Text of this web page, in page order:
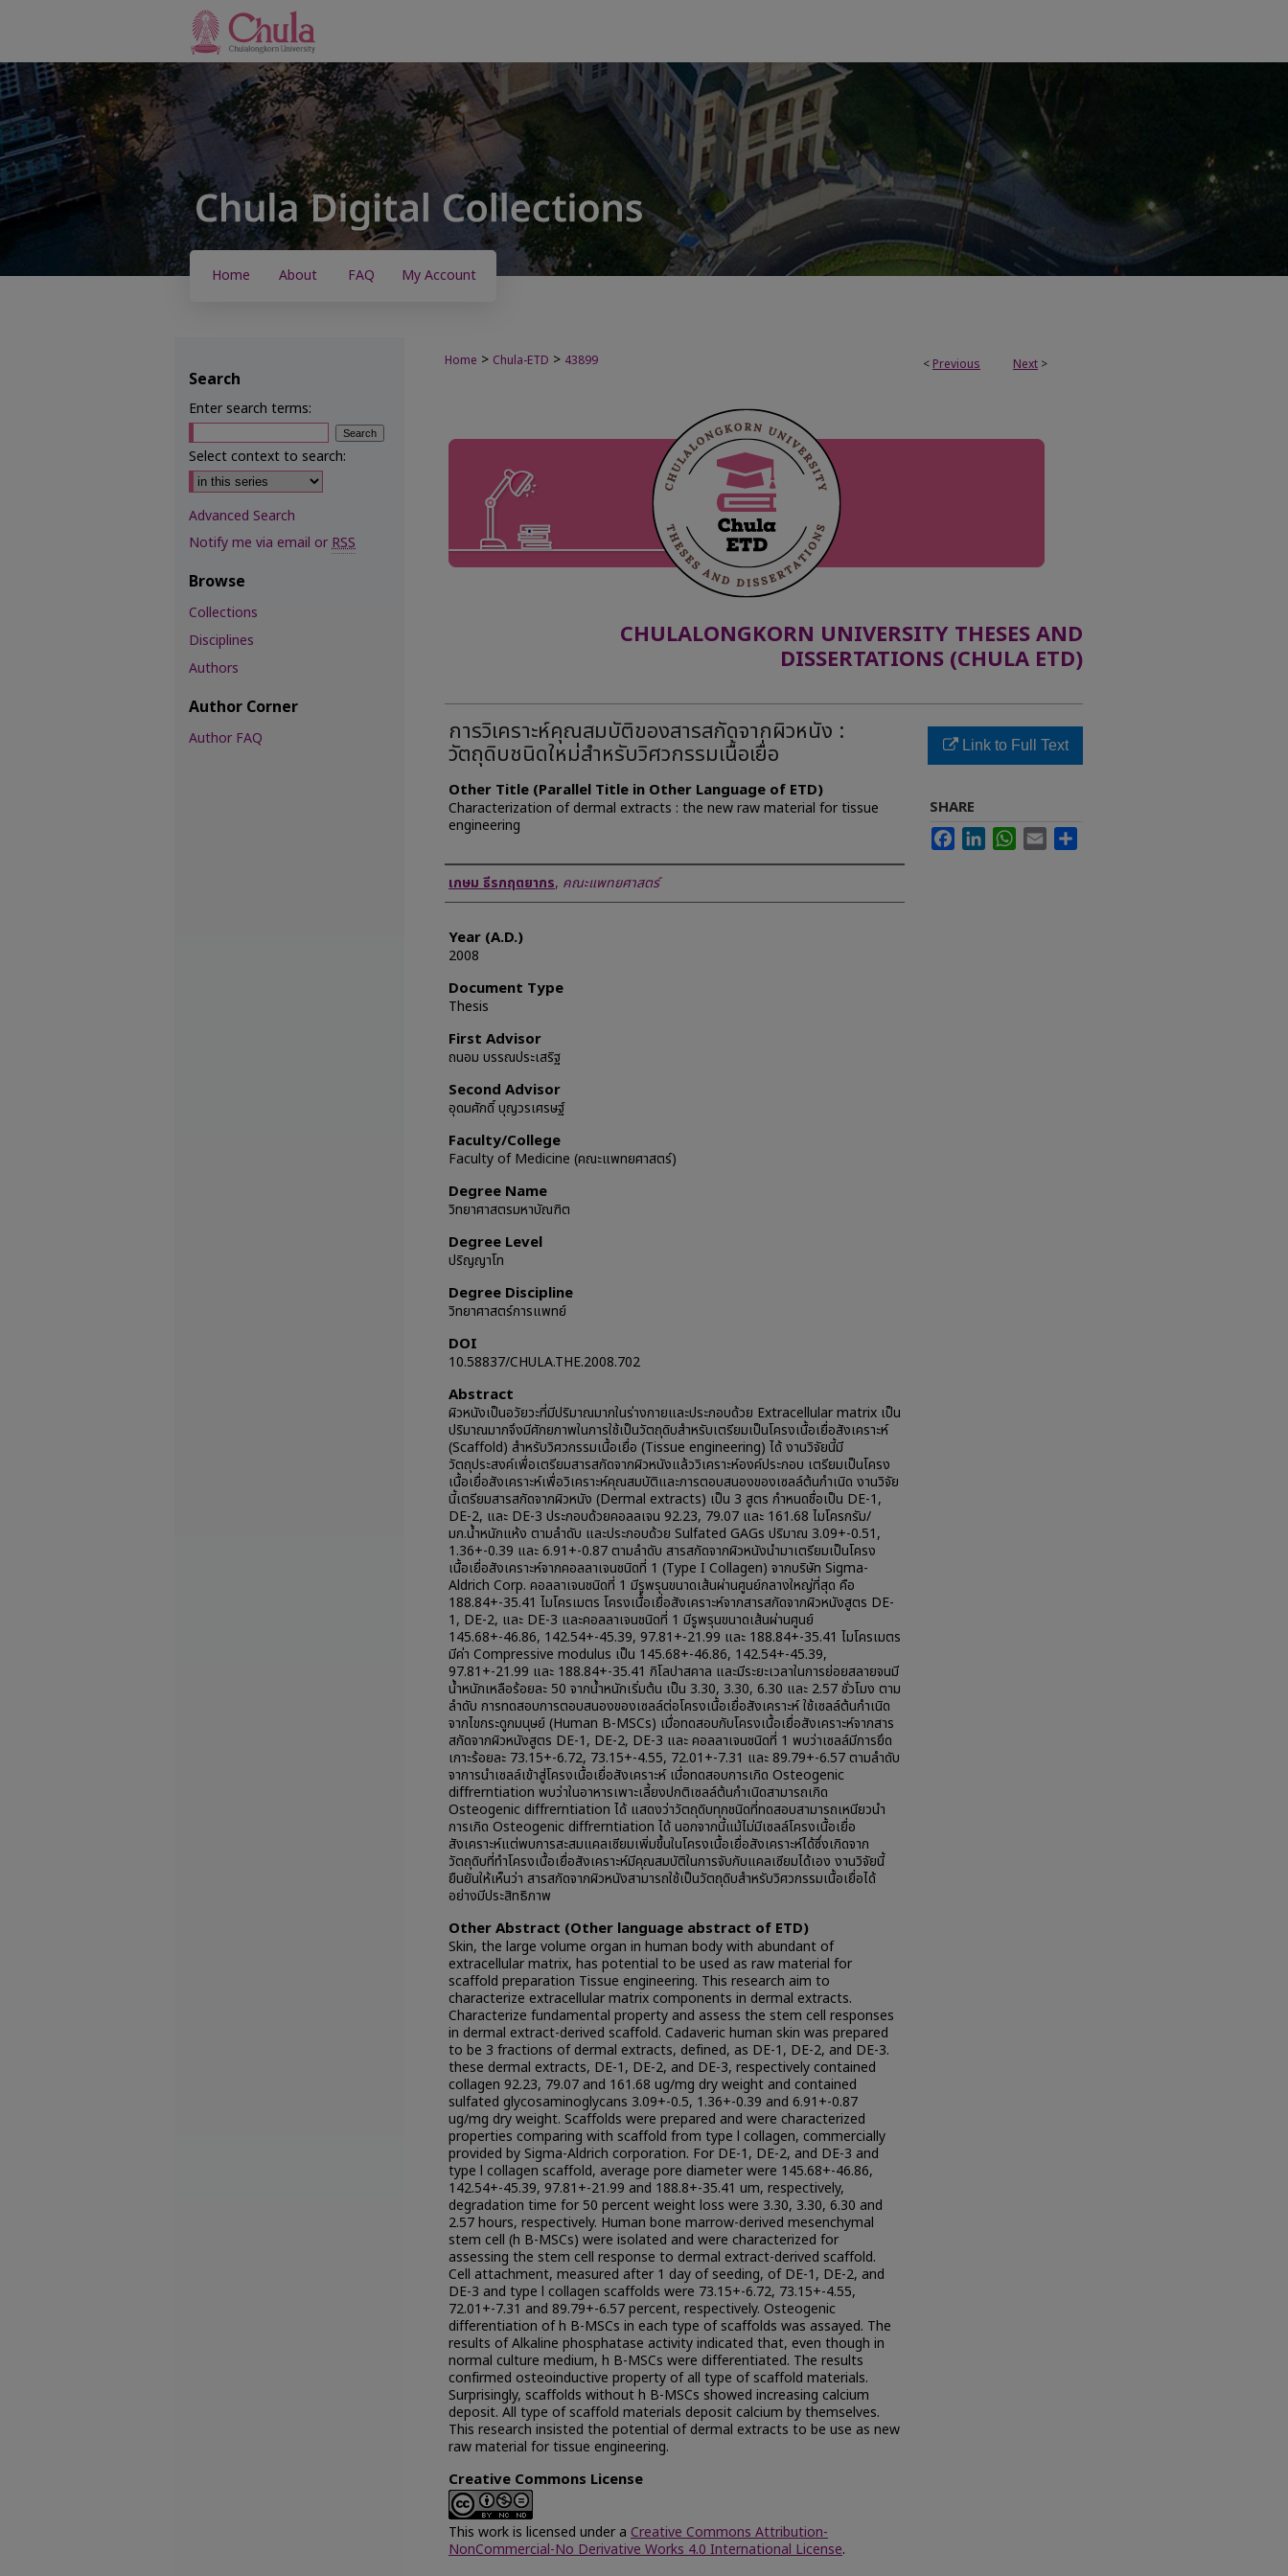
Home About FAQ My Account
< Previous Next >
Home > Chula-ETD > 43899
CHULALONGKORN UNIVERSITY THESES AND
DISSERTATIONS (CHULA ETD)
การวิเคราะห์คุณสมบัติของสารสกัดจากผิวหนัง :
วัตถุดิบชนิดใหม่สำหรับวิศวกรรมเนื้อเยื่อ
Other Title (Parallel Title in Other Language of ETD)
Characterization of dermal extracts : the new raw material for tissue
engineering
Author
เกษม ธีรกฤตยากร, คณะแพทยศาสตร์
Year (A.D.)
2008
Document Type
Thesis
First Advisor
ถนอม บรรณประเสริฐ
Second Advisor
อุดมศักดิ์ บุญวรเศรษฐ์
Faculty/College
Faculty of Medicine (คณะแพทยศาสตร์)
Degree Name
วิทยาศาสตรมหาบัณฑิต
Degree Level
ปริญญาโท
Degree Discipline
วิทยาศาสตร์การแพทย์
DOI
10.58837/CHULA.THE.2008.702
Abstract
ผิวหนังเป็นอวัยวะที่มีปริมาณมากในร่างกายและประกอบด้วย Extracellular matrix เป็น
ปริมาณมากจึงมีศักยภาพในการใช้เป็นวัตถุดิบสำหรับเตรียมเป็นโครงเนื้อเยื่อสังเคราะห์
(Scaffold) สำหรับวิศวกรรมเนื้อเยื่อ (Tissue engineering) ได้ งานวิจัยนี้มี
วัตถุประสงค์เพื่อเตรียมสารสกัดจากผิวหนังแล้ววิเคราะห์องค์ประกอบ เตรียมเป็นโครง
เนื้อเยื่อสังเคราะห์เพื่อวิเคราะห์คุณสมบัติและการตอบสนองของเซลล์ต้นกำเนิด งานวิจัย
นี้เตรียมสารสกัดจากผิวหนัง (Dermal extracts) เป็น 3 สูตร กำหนดชื่อเป็น DE-1,
DE-2, และ DE-3 ประกอบด้วยคอลลเจน 92.23, 79.07 และ 161.68 ไมโครกรัม/
มก.น้ำหนักแห้ง ตามลำดับ และประกอบด้วย Sulfated GAGs ปริมาณ 3.09+-0.51,
1.36+-0.39 และ 6.91+-0.87 ตามลำดับ สารสกัดจากผิวหนังนำมาเตรียมเป็นโครง
เนื้อเยื่อสังเคราะห์จากคอลลาเจนชนิดที่ 1 (Type I Collagen) จากบริษัท Sigma-
Aldrich Corp. คอลลาเจนชนิดที่ 1 มีรูพรุนขนาดเส้นผ่านศูนย์กลางใหญ่ที่สุด คือ
188.84+-35.41 ไมโครเมตร โครงเนื้อเยื่อสังเคราะห์จากสารสกัดจากผิวหนังสูตร DE-
1, DE-2, และ DE-3 และคอลลาเจนชนิดที่ 1 มีรูพรุนขนาดเส้นผ่านศูนย์
145.68+-46.86, 142.54+-45.39, 97.81+-21.99 และ 188.84+-35.41 ไมโครเมตร
มีค่า Compressive modulus เป็น 145.68+-46.86, 142.54+-45.39,
97.81+-21.99 และ 188.84+-35.41 กิโลปาสคาล และมีระยะเวลาในการย่อยสลายจนมี
น้ำหนักเหลือร้อยละ 50 จากน้ำหนักเริ่มต้น เป็น 3.30, 3.30, 6.30 และ 2.57 ชั่วโมง ตาม
ลำดับ การทดสอบการตอบสนองของเซลล์ต่อโครงเนื้อเยื่อสังเคราะห์ ใช้เซลล์ต้นกำเนิด
จากไขกระดูกมนุษย์ (Human B-MSCs) เมื่อทดสอบกับโครงเนื้อเยื่อสังเคราะห์จากสาร
สกัดจากผิวหนังสูตร DE-1, DE-2, DE-3 และ คอลลาเจนชนิดที่ 1 พบว่าเซลล์มีการยึด
เกาะร้อยละ 73.15+-6.72, 73.15+-4.55, 72.01+-7.31 และ 89.79+-6.57 ตามลำดับ
จาการนำเซลล์เข้าสู่โครงเนื้อเยื่อสังเคราะห์ เมื่อทดสอบการเกิด Osteogenic
diffrerntiation พบว่าในอาหารเพาะเลี้ยงปกติเซลล์ต้นกำเนิดสามารถเกิด
Osteogenic diffrerntiation ได้ แสดงว่าวัตถุดิบทุกชนิดที่ทดสอบสามารถเหนียวนำ
การเกิด Osteogenic diffrerntiation ได้ นอกจากนี้แม้ไม่มีเซลล์โครงเนื้อเยื่อ
สังเคราะห์แต่พบการสะสมแคลเซียมเพิ่มขึ้นในโครงเนื้อเยื่อสังเคราะห์ได้ซึ่งเกิดจาก
วัตถุดิบที่ทำโครงเนื้อเยื่อสังเคราะห์มีคุณสมบัติในการจับกับแคลเซียมได้เอง งานวิจัยนี้
ยืนยันให้เห็นว่า สารสกัดจากผิวหนังสามารถใช้เป็นวัตถุดิบสำหรับวิศวกรรมเนื้อเยื่อได้
อย่างมีประสิทธิภาพ
Other Abstract (Other language abstract of ETD)
Skin, the large volume organ in human body with abundant of
extracellular matrix, has potential to be used as raw material for
scaffold preparation Tissue engineering. This research aim to
characterize extracellular matrix components in dermal extracts.
Characterize fundamental property and assess the stem cell responses
in dermal extract-derived scaffold. Cadaveric human skin was prepared
to be 3 fractions of dermal extracts, defined, as DE-1, DE-2, and DE-3.
these dermal extracts, DE-1, DE-2, and DE-3, respectively contained
collagen 92.23, 79.07 and 161.68 ug/mg dry weight and contained
sulfated glycosaminoglycans 3.09+-0.5, 1.36+-0.39 and 6.91+-0.87
ug/mg dry weight. Scaffolds were prepared and were characterized
properties comparing with scaffold from type l collagen, commercially
provided by Sigma-Aldrich corporation. For DE-1, DE-2, and DE-3 and
type l collagen scaffold, average pore diameter were 145.68+-46.86,
142.54+-45.39, 97.81+-21.99 and 188.8+-35.41 um, respectively,
degradation time for 50 percent weight loss were 3.30, 3.30, 6.30 and
2.57 hours, respectively. Human bone marrow-derived mesenchymal
stem cell (h B-MSCs) were isolated and were characterized for
assessing the stem cell response to dermal extract-derived scaffold.
Cell attachment, measured after 1 day of seeding, of DE-1, DE-2, and
DE-3 and type l collagen scaffolds were 73.15+-6.72, 73.15+-4.55,
72.01+-7.31 and 89.79+-6.57 percent, respectively. Osteogenic
differentiation of h B-MSCs in each type of scaffolds was assayed. The
results of Alkaline phosphatase activity indicated that, even though in
normal culture medium, h B-MSCs were differentiated. The results
confirmed osteoinductive property of all type of scaffold materials.
Surprisingly, scaffolds without h B-MSCs showed increasing calcium
deposit. All type of scaffold materials deposit calcium by themselves.
This research insisted the potential of dermal extracts to be use as new
raw material for tissue engineering.
Creative Commons License
This work is licensed under a Creative Commons Attribution-
NonCommercial-No Derivative Works 4.0 International License.
Link to Full Text
SHARE
FacebookLinkedInWhatsApp
Email
Search
Enter search terms:
Select context to search:
Advanced Search
Notify me via email orRSS
Browse
Collections
Disciplines
Authors
Author Corner
Author FAQ